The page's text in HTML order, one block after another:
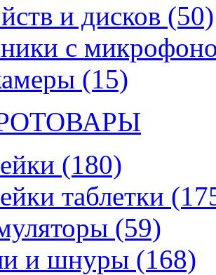
и дисков (50)
с
(15)
(180)
таблетки
(59)
и шнуры (168)